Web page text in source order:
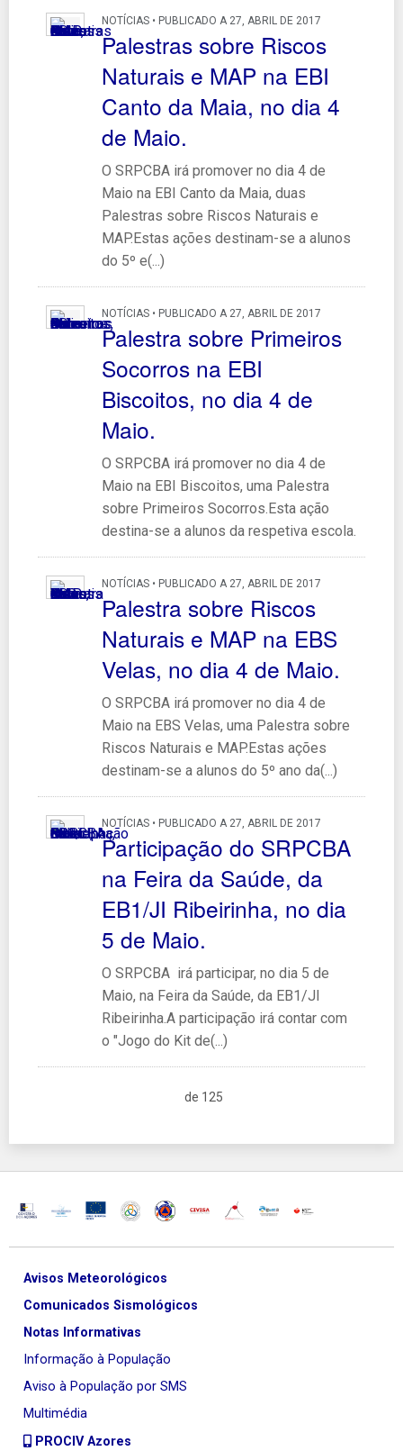
NOTÍCIAS • PUBLICADO A 27, ABRIL DE 2017
Palestras sobre Riscos
Naturais e MAP na EBI
Canto da Maia, no dia 4
de Maio.
O SRPCBA irá promover no dia 4 de
Maio na EBI Canto da Maia, duas
Palestras sobre Riscos Naturais e
MAP.Estas ações destinam-se a alunos
do 5º e(...)
NOTÍCIAS • PUBLICADO A 27, ABRIL DE 2017
Palestra sobre Primeiros
Socorros na EBI
Biscoitos, no dia 4 de
Maio.
O SRPCBA irá promover no dia 4 de
Maio na EBI Biscoitos, uma Palestra
sobre Primeiros Socorros.Esta ação
destina-se a alunos da respetiva escola.
NOTÍCIAS • PUBLICADO A 27, ABRIL DE 2017
Palestra sobre Riscos
Naturais e MAP na EBS
Velas, no dia 4 de Maio.
O SRPCBA irá promover no dia 4 de
Maio na EBS Velas, uma Palestra sobre
Riscos Naturais e MAP.Estas ações
destinam-se a alunos do 5º ano da(...)
NOTÍCIAS • PUBLICADO A 27, ABRIL DE 2017
Participação do SRPCBA
na Feira da Saúde, da
EB1/JI Ribeirinha, no dia
5 de Maio.
O SRPCBA irá participar, no dia 5 de
Maio, na Feira da Saúde, da EB1/JI
Ribeirinha.A participação irá contar com
o "Jogo do Kit de(...)
de 125
Avisos Meteorológicos
Comunicados Sismológicos
Notas Informativas
Informação à População
Aviso à População por SMS
Multimédia
PROCIV Azores